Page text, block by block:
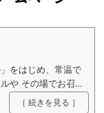
をはじめ、常温で
や その場でお召
ークリームなどこ
［ 続きを見る ］